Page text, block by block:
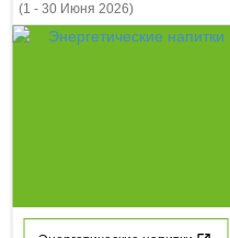
(1 - 30 Июня 2026)